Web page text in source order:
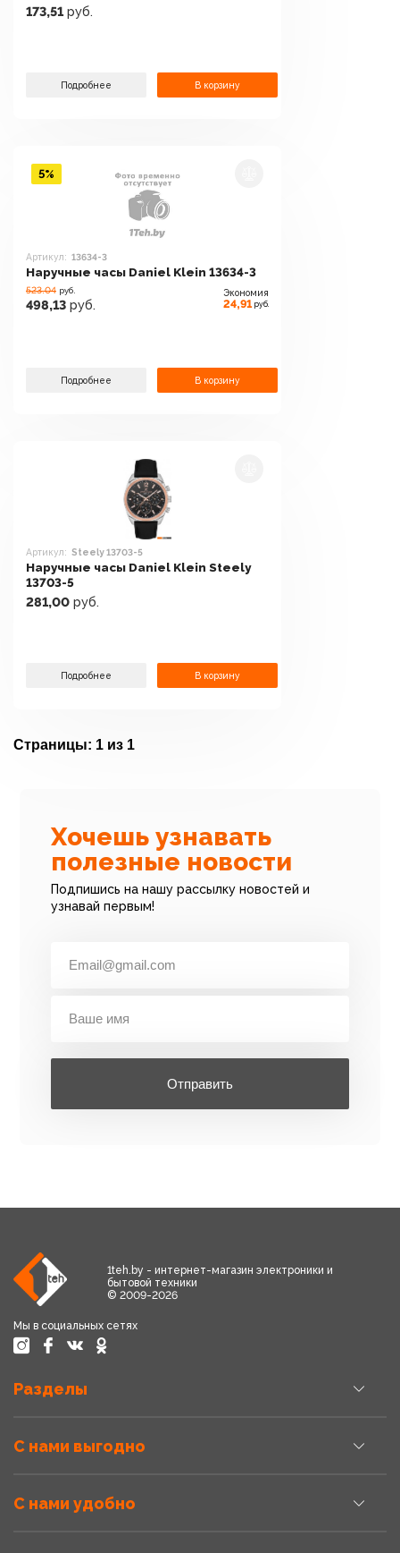
173,51 руб.
Подробнее В корзину
Артикул: 13634-3
Наручные часы Daniel Klein 13634-3
523.04 руб.
498,13 руб.
Экономия
24,91 руб.
Подробнее В корзину
5%
Артикул: Steely 13703-5
Наручные часы Daniel Klein Steely
13703-5
281,00 руб.
Подробнее В корзину
Страницы: 1 из 1
Хочешь узнавать
полезные новости
Подпишись на нашу рассылку новостей и
узнавай первым!
Отправить
1teh.by - интернет-магазин электроники и
бытовой техники
© 2009-2026
Мы в социальных сетях
Разделы
С нами выгодно
С нами удобно